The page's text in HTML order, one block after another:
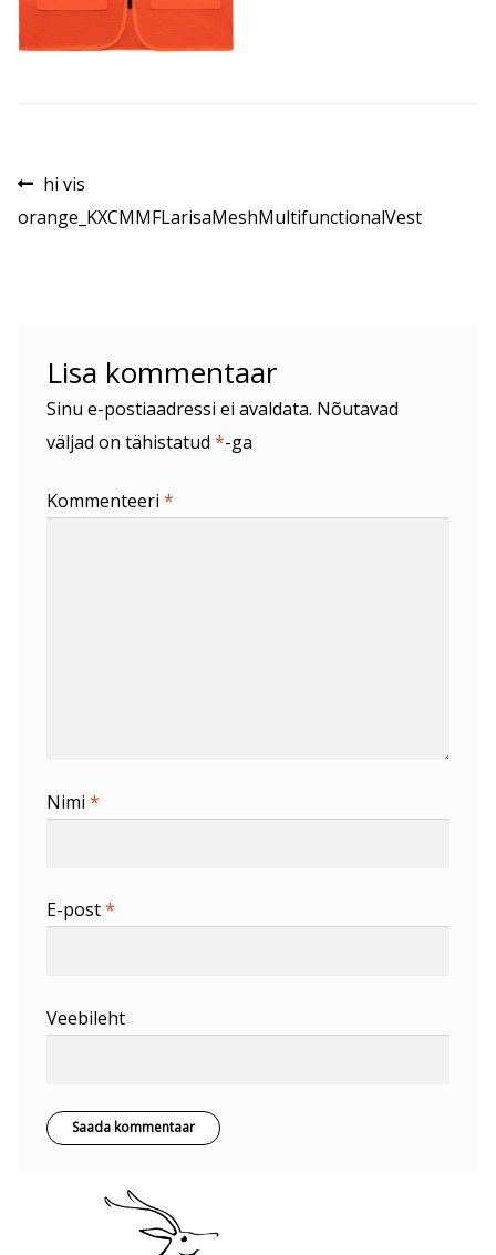
Navigeerimine
Eelmine
postitus:
hi vis
orange_KXCMMFLarisaMeshMultifunctionalVest
Lisa kommentaar
Sinu e-postiaadressi ei avaldata. Nõutavad
väljad on tähistatud *-ga
Kommenteeri *
Nimi *
E-post*
Veebileht